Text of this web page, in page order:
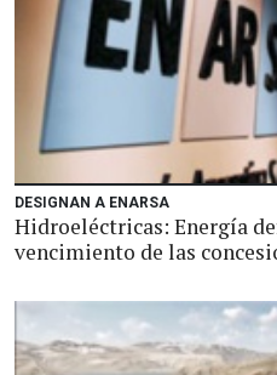
DESIGNAN A ENARSA
Hidroeléctricas: Energía
vencimiento de las